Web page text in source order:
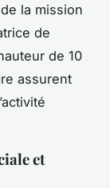
la mission
de
de 10
assurent
et